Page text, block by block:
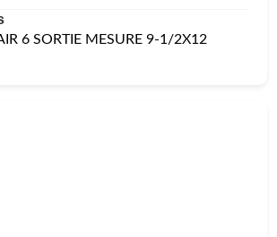
6 SORTIE MESURE 9-1/2X12